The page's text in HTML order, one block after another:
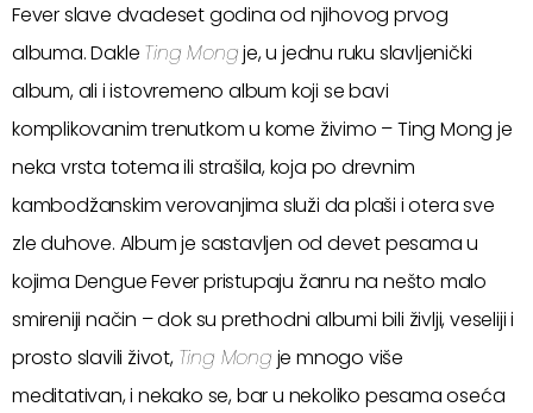
Fever slave dvadeset godina od njihovog prvog
albuma. Dakle Ting Mongje, u jednu ruku slavljenički
album, ali i istovremeno album koji se bavi
komplikovanim trenutkom u kome živimo – Ting Mong je
neka vrsta totema ili strašila, koja po drevnim
kambodžanskim verovanjima služi da plaši i otera sve
zle duhove. Album je sastavljen od devet pesama u
kojima Dengue Fever pristupaju žanru na nešto malo
smireniji način – dok su prethodni albumi bili življi, veseliji i
prosto slavili život, Ting Mong je mnogo više
meditativan, i nekako se, bar u nekoliko pesama oseća